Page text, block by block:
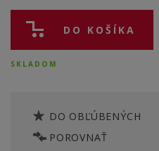
DO KOŠÍKA
SKLADOM
DO OBĽÚBENÝCH
POROVNAŤ